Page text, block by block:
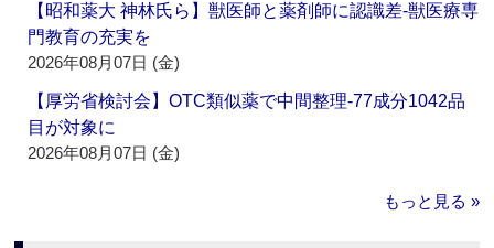
【昭和薬大 神林氏ら】獣医師と薬剤師に認識差‐獣医療専
門教育の充実を
2026年08月07日 (金)
【厚労省検討会】OTC類似薬で中間整理‐77成分1042品
目が対象に
2026年08月07日 (金)
もっと見る »